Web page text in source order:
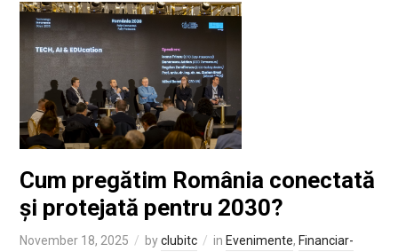
Cum pregătim România conectată
și protejată pentru 2030?
November 18, 2025 byclubitc in Evenimente, Financiar-